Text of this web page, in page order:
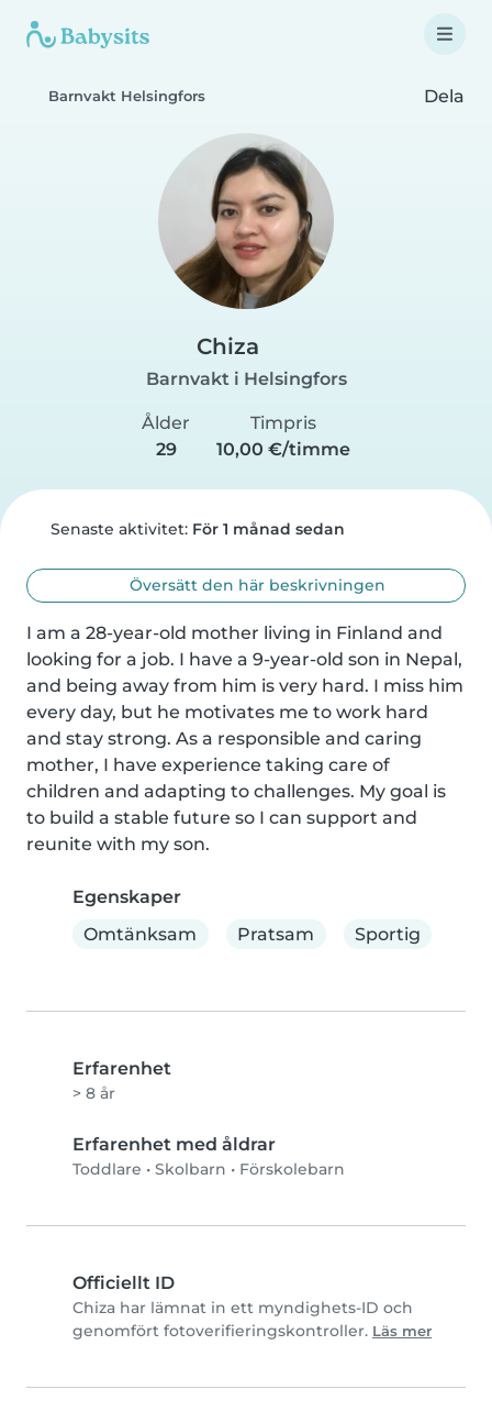
Barnvakt Helsingfors Dela
Chiza
Barnvakt i Helsingfors
Ålder
29
Timpris
10,00 €/timme
Senaste aktivitet: För 1 månad sedan
Översätt den här beskrivningen
I am a 28-year-old mother living in Finland and
looking for a job. I have a 9-year-old son in Nepal,
and being away from him is very hard. I miss him
every day, but he motivates me to work hard
and stay strong. As a responsible and caring
mother, I have experience taking care of
children and adapting to challenges. My goal is
to build a stable future so I can support and
reunite with my son.
Egenskaper
Omtänksam
Pratsam Sportig
Erfarenhet
> 8 år
Erfarenhet med åldrar
Toddlare • Skolbarn • Förskolebarn
Officiellt ID
Chiza har lämnat in ett myndighets-ID och
genomfört fotoverifieringskontroller. Läs mer